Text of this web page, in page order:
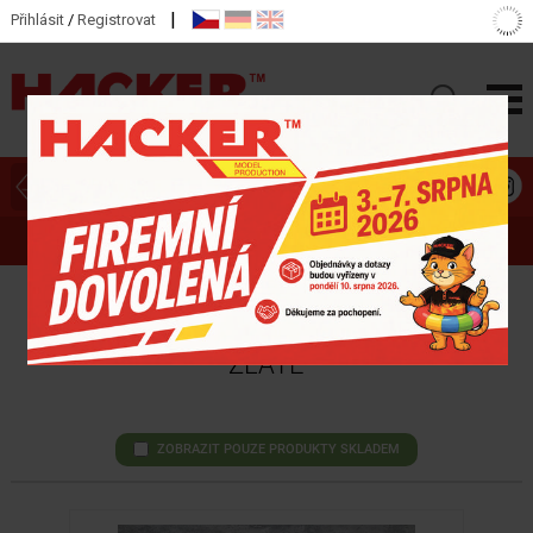
Přihlásit / Registrovat |
ZOBRAZIT HLAVNÍ KATEGORIE
CUKRÁŘSKÉ KRABICE EXTRA PEVNÉ
ZLATÉ
ZOBRAZIT POUZE PRODUKTY SKLADEM